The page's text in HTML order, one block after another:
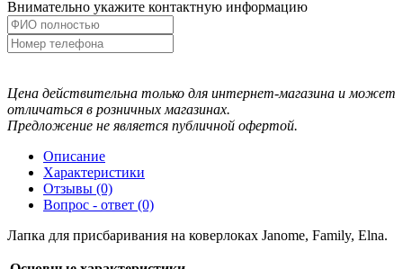
Внимательно укажите контактную информацию
Цена действительна только для интернет-магазина и может
отличаться в розничных магазинах.
Предложение не является публичной офертой.
Описание
Характеристики
Отзывы (0)
Вопрос - ответ (0)
Лапка для присбаривания на коверлоках Janome, Family, Elna.